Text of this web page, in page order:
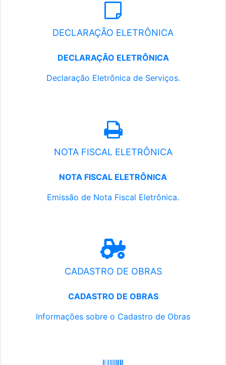
DECLARAÇÃO ELETRÔNICA
DECLARAÇÃO ELETRÔNICA
Declaração Eletrônica de Serviços.
NOTA FISCAL ELETRÔNICA
NOTA FISCAL ELETRÔNICA
Emissão de Nota Fiscal Eletrônica.
CADASTRO DE OBRAS
CADASTRO DE OBRAS
Informações sobre o Cadastro de Obras